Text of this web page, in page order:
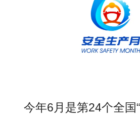
今年6月是第24个全国